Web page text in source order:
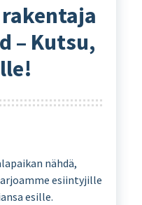
– Kutsu,
nähdä,
esiintyjille
esille.